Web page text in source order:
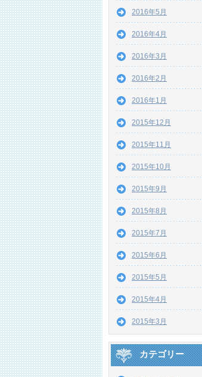
2016年5月
2016年4月
2016年3月
2016年2月
2016年1月
2015年12月
2015年11月
2015年10月
2015年9月
2015年8月
2015年7月
2015年6月
2015年5月
2015年4月
2015年3月
カテゴリー